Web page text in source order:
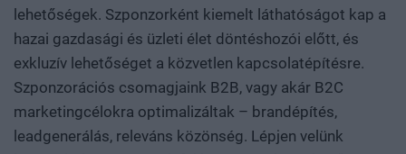
lehetőségek. Szponzorként kiemelt láthatóságot kap a
hazai gazdasági és üzleti élet döntéshozói előtt, és
exkluzív lehetőséget a közvetlen kapcsolatépítésre.
Szponzorációs csomagjaink B2B, vagy akár B2C
marketingcélokra optimalizáltak – brandépítés,
leadgenerálás, releváns közönség. Lépjen velünk